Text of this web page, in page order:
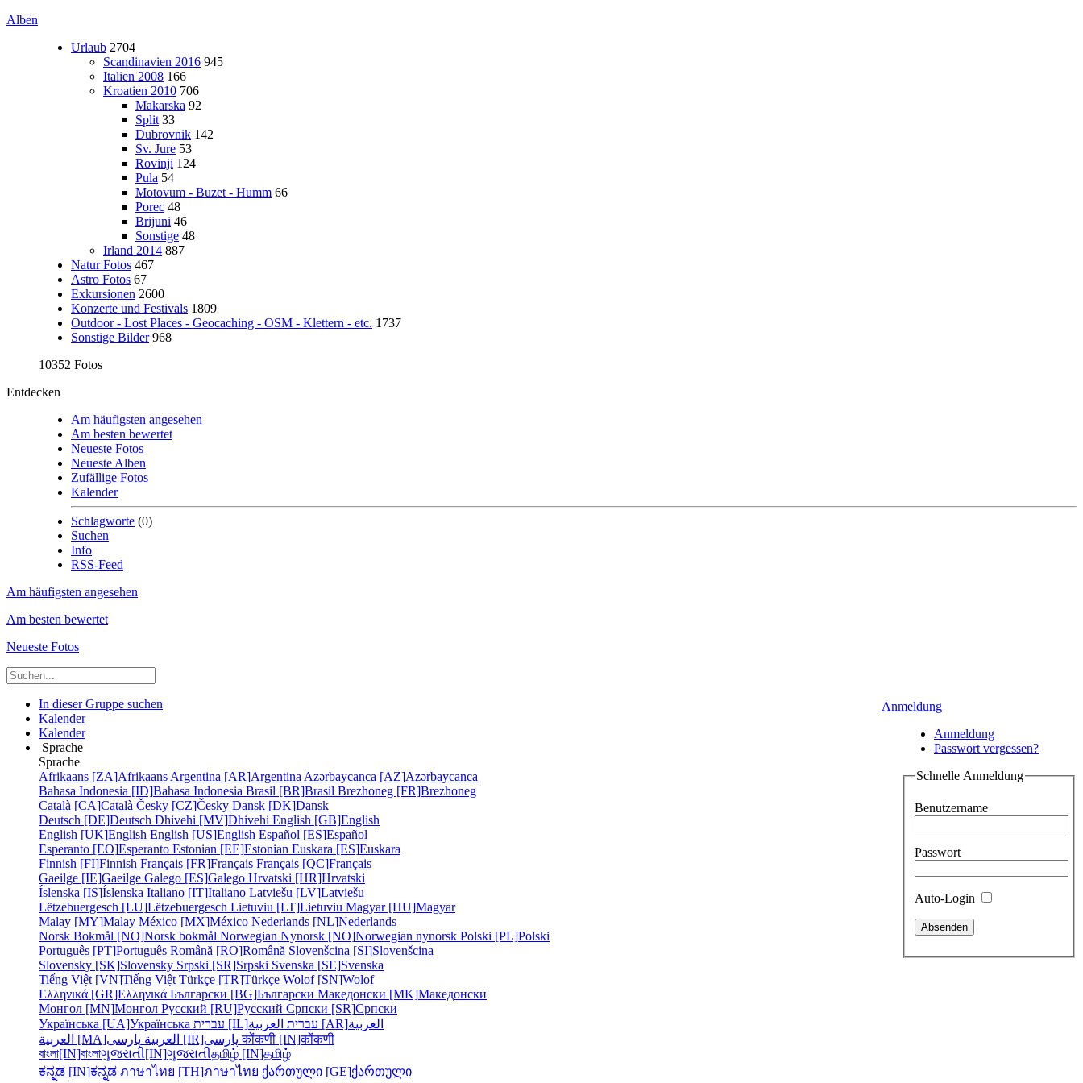
Alben
Urlaub 2704
Scandinavien 2016 945
Italien 2008 166
Kroatien 2010 706
Makarska 92
Split 33
Dubrovnik 142
Sv. Jure 53
Rovinji 124
Pula 54
Motovum - Buzet - Humm 66
Porec 48
Brijuni 46
Sonstige 48
Irland 2014 887
Natur Fotos 467
Astro Fotos 67
Exkursionen 2600
Konzerte und Festivals 1809
Outdoor - Lost Places - Geocaching - OSM - Klettern - etc. 1737
Sonstige Bilder 968
10352 Fotos
Entdecken
Am häufigsten angesehen
Am besten bewertet
Neueste Fotos
Neueste Alben
Zufällige Fotos
Kalender
Schlagworte (0)
Suchen
Info
RSS-Feed
Am häufigsten angesehen
Am besten bewertet
Neueste Fotos
Anmeldung
Anmeldung
Passwort vergessen?
Schnelle Anmeldung
Benutzername
Passwort
Auto-Login
In dieser Gruppe suchen
Kalender
Kalender
Sprache
Sprache
Afrikaans [ZA]Afrikaans Argentina [AR]Argentina Azərbaycanca [AZ]Azərbaycanca
Bahasa Indonesia [ID]Bahasa Indonesia Brasil [BR]Brasil Brezhoneg [FR]Brezhoneg
Català [CA]Català Česky [CZ]Česky Dansk [DK]Dansk
Deutsch [DE]Deutsch Dhivehi [MV]Dhivehi English [GB]English
English [UK]English English [US]English Español [ES]Español
Esperanto [EO]Esperanto Estonian [EE]Estonian Euskara [ES]Euskara
Finnish [FI]Finnish Français [FR]Français Français [QC]Français
Gaeilge [IE]Gaeilge Galego [ES]Galego Hrvatski [HR]Hrvatski
Íslenska [IS]Íslenska Italiano [IT]Italiano Latviešu [LV]Latviešu
Lëtzebuergesch [LU]Lëtzebuergesch Lietuviu [LT]Lietuviu Magyar [HU]Magyar
Malay [MY]Malay México [MX]México Nederlands [NL]Nederlands
Norsk Bokmål [NO]Norsk bokmål Norwegian Nynorsk [NO]Norwegian nynorsk Polski [PL]Polski
Português [PT]Português Română [RO]Română Slovenšcina [SI]Slovenšcina
Slovensky [SK]Slovensky Srpski [SR]Srpski Svenska [SE]Svenska
Tiếng Việt [VN]Tiếng Việt Türkçe [TR]Türkçe Wolof [SN]Wolof
Ελληνικά [GR]Ελληνικά Български [BG]Български Македонски [MK]Македонски
Монгол [MN]Монгол Русский [RU]Русский Српски [SR]Српски
Українська [UA]Українська עברית [IL] עברית العربية [AR]العربية
العربية [MA]
العربية پارسی [IR] پارسیकोंकणी [IN]कोंकणी
বাংলা[IN]বাংলাગુજરાતી[IN]ગુજરાતીதமிழ் [IN]தமிழ்
ಕನ್ನಡ [IN]ಕನ್ನಡ ภาษาไทย [TH]ภาษาไทย ქართული [GE]ქართული